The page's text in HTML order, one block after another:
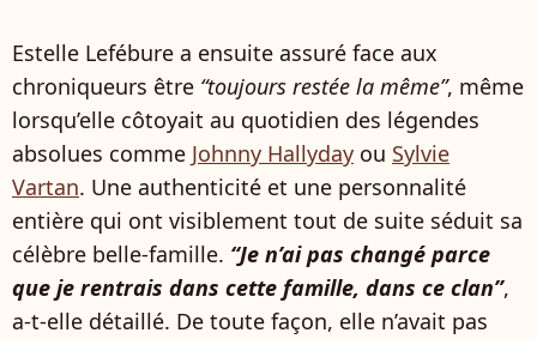
Estelle Lefébure a ensuite assuré face aux
chroniqueurs être “toujours restée la même”, même
lorsqu’elle côtoyait au quotidien des légendes
absolues comme Johnny Hallyday ou Sylvie
Vartan. Une authenticité et une personnalité
entière qui ont visiblement tout de suite séduit sa
célèbre belle-famille. “Je n’ai pas changé parce
que je rentrais dans cette famille, dans ce clan”,
a-t-elle détaillé. De toute façon, elle n’avait pas